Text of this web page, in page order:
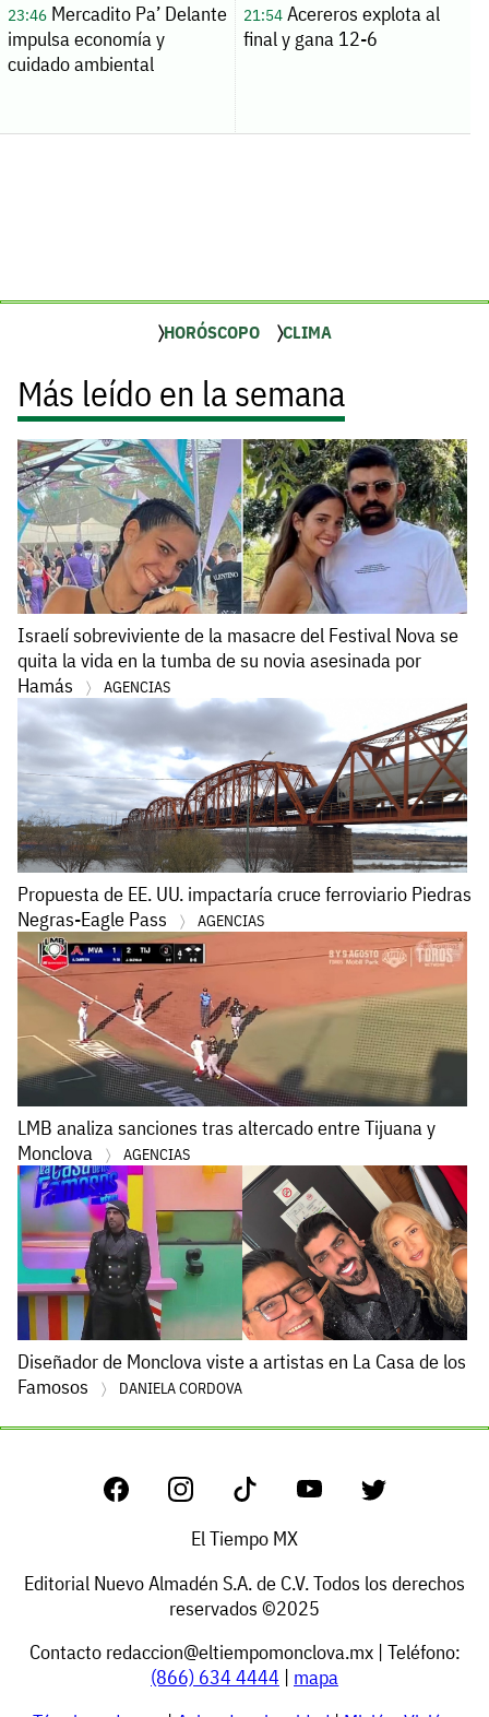
23:46Mercadito Pa’ Delante
impulsa economía y
cuidado ambiental
21:54Acereros explota al
final y gana 12-6
HORÓSCOPO CLIMA
Más leído en la semana
Israelí sobreviviente de la masacre del Festival Nova se
quita la vida en la tumba de su novia asesinada por
Hamás
AGENCIAS
Propuesta de EE. UU. impactaría cruce ferroviario Piedras
Negras-Eagle Pass
AGENCIAS
LMB analiza sanciones tras altercado entre Tijuana y
Monclova
AGENCIAS
Diseñador de Monclova viste a artistas en La Casa de los
Famosos
DANIELA CORDOVA
El Tiempo MX
Editorial Nuevo Almadén S.A. de C.V. Todos los derechos
reservados ©2025
Contacto redaccion@eltiempomonclova.mx| Teléfono:
(866) 634 4444 | mapa